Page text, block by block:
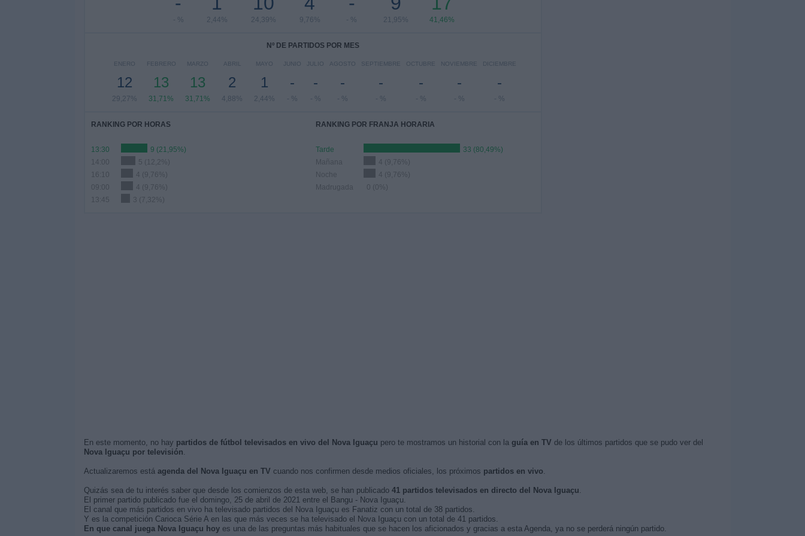
- % 2,44% 24,39% 9,76% - % 21,95% 41,46%
Nº DE PARTIDOS POR MES
ENERO
12
29,27%
FEBRERO
13
31,71%
MARZO
13
31,71%
ABRIL
2
4,88%
MAYO
1
2,44%
JUNIO
-
- %
JULIO
-
- %
AGOSTO
-
- %
SEPTIEMBRE
-
- %
OCTUBRE
-
- %
NOVIEMBRE
-
- %
DICIEMBRE
-
- %
RANKING POR HORAS
13:30
9 (21,95%)
5 (12,2%)
16:10
4 (9,76%)
09:00
4 (9,76%)
13:45
3 (7,32%)
RANKING POR FRANJA HORARIA
Tarde
33 (80,49%)
Mañana
4 (9,76%)
Noche
4 (9,76%)
Madrugada
0 (0%)
En este momento, no hay partidos de fútbol televisados en vivo del Nova Iguaçu pero te mostramos un historial con la guía en TV de los últimos partidos que se pudo ver del
Nova Iguaçu por televisión.
Actualizaremos está agenda del Nova Iguaçu en TV cuando nos confirmen desde medios oficiales, los próximos partidos en vivo.
Quizás sea de tu interés saber que desde los comienzos de esta web, se han publicado 41 partidos televisados en directo del Nova Iguaçu.
El primer partido publicado fue el domingo, 25 de abril de 2021 entre el Bangu - Nova Iguaçu.
El canal que más partidos en vivo ha televisado partidos del Nova Iguaçu es Fanatiz con un total de 38 partidos.
Y es la competición Carioca Série A en las que más veces se ha televisado el Nova Iguaçu con un total de 41 partidos.
En que canal juega Nova Iguaçu hoyes una de las preguntas más habituales que se hacen los aficionados y gracias a esta Agenda, ya no se perderá ningún partido.